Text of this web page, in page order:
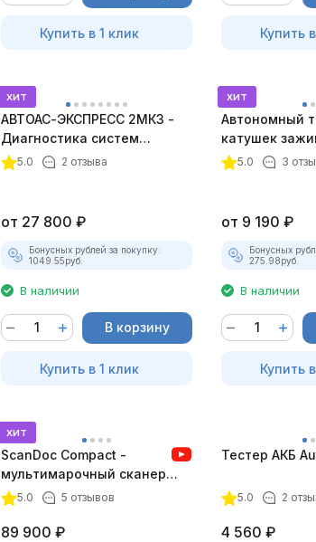
Купить в 1 клик Купить
хит
АВТОАС-ЭКСПРЕСС 2МК3 -
Диагностика систем
зажигания
5.0 2 отзыва
от 27 800 ₽
Бонусных рублей за покупку:
1049.55руб.
В наличии
В корзину
Купить в 1 клик
хит
Автономный
катушек
ТК-01 (v2)
5.0 3
от 9 190 ₽
Бонусных
275.98руб.
В наличии
Купить
хит
ScanDoc Compact -
мультимарочный сканер
(Полный)
5.0 5 отзывов
89 900 ₽
Тестер АКБ
5.0 2
4 560 ₽